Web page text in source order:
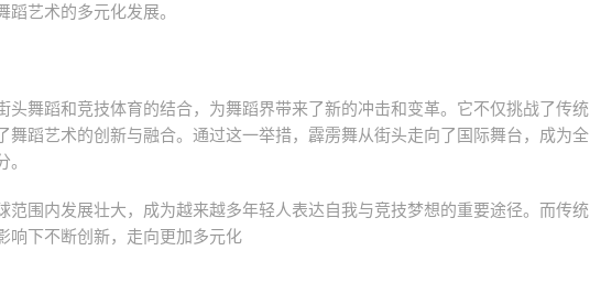
艺术的多元化发展。
头舞蹈和竞技体育的结合，为舞蹈界带来了新的冲击和变革。它不仅挑战了传统
舞蹈艺术的创新与融合。通过这一举措，霹雳舞从街头走向了国际舞台，成为全
范围内发展壮大，成为越来越多年轻人表达自我与竞技梦想的重要途径。而传统
响下不断创新，走向更加多元化